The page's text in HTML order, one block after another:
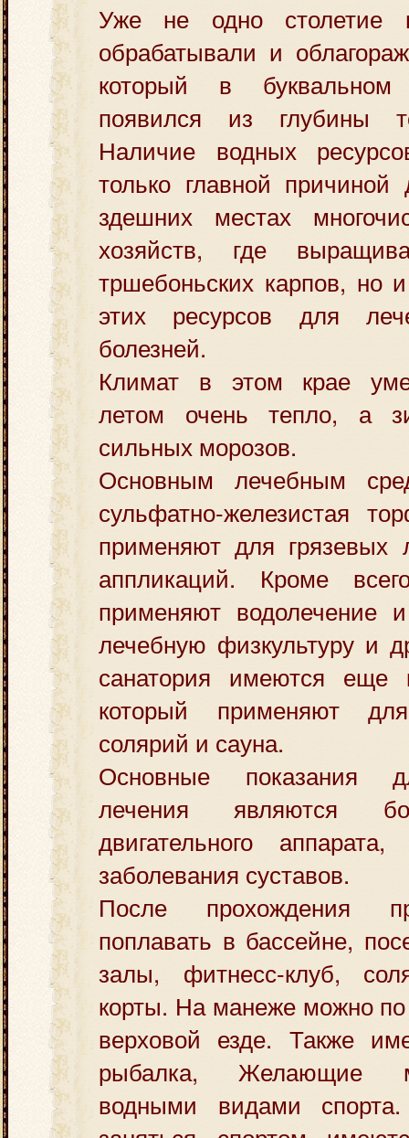
Уже не одно столетие
обрабатывали и
который в
появился из глубины
Наличие водных
только главной
здешних местах
хозяйств, где
тршебоньских карпов, но
этих ресурсов для
болезней.
Климат в этом крае
летом очень тепло, а
сильных морозов.
Основным лечебным
сульфатно-железистая
применяют для грязевых
аппликаций. Кроме
применяют водолечение
лечебную физкультуру и
санатория имеются еще
который применяют
солярий и сауна.
Основные показания
лечения являются
двигательного
заболевания суставов.
После прохождения
поплавать в бассейне,
залы, фитнесс-клуб,
корты. На манеже можно по
верховой езде. Также
рыбалка, Желающие
водными видами